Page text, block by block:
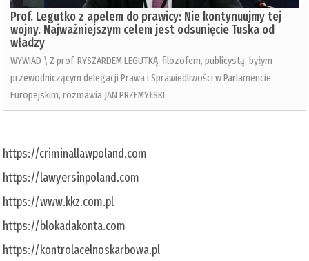
Prof. Legutko z apelem do prawicy: Nie kontynuujmy tej
wojny. Najważniejszym celem jest odsunięcie Tuska od
władzy
WYWIAD \ Z prof. RYSZARDEM LEGUTKĄ, filozofem, publicystą, byłym
przewodniczącym delegacji Prawa i Sprawiedliwości w Parlamencie
Europejskim, rozmawia JAN PRZEMYŁSKI
https://criminallawpoland.com
https://lawyersinpoland.com
https://www.kkz.com.pl
https://blokadakonta.com
https://kontrolacelnoskarbowa.pl